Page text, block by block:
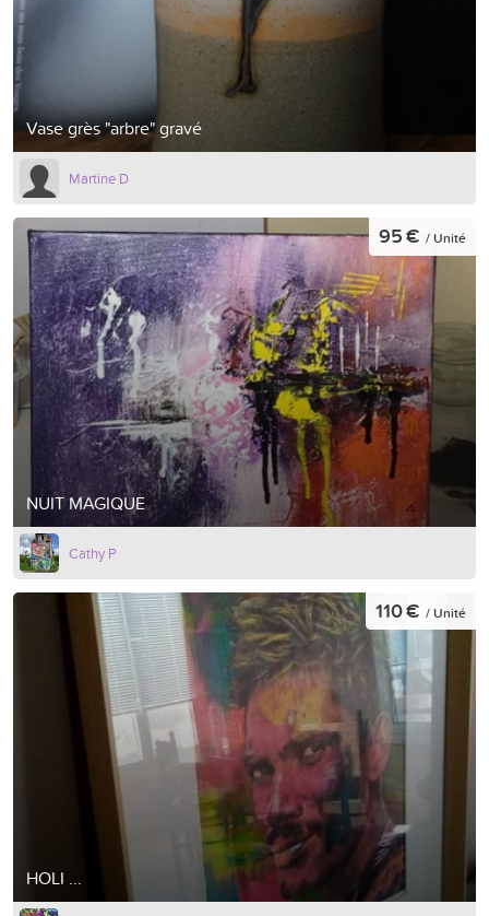
Vase grès "arbre" gravé
Martine D
NUIT MAGIQUE
95 € / Unité
Cathy P
HOLI ...
110 € / Unité